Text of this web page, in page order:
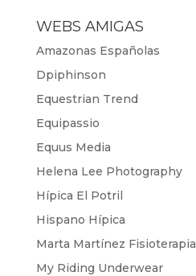
WEBS AMIGAS
Amazonas Españolas
Dpiphinson
Equestrian Trend
Equipassio
Equus Media
Helena Lee Photography
Hípica El Potril
Hispano Hípica
Marta Martínez Fisioterapia
My Riding Underwear